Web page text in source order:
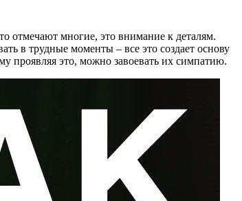
отмечают многие, это внимание к деталям.
в трудные моменты – все это создает основу
проявляя это, можно завоевать их симпатию.